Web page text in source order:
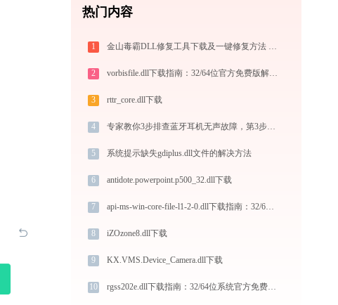
热门内容
1 金山毒霸DLL修复工具下载及一键修复方法 - 解决系统文件缺失错误
2 vorbisfile.dll下载指南：32/64位官方免费版解决DLL缺失问题
3 rttr_core.dll下载
4 专家教你3步排查蓝牙耳机无声故障，第3步是关键
5 系统提示缺失gdiplus.dll文件的解决方法
6 antidote.powerpoint.p500_32.dll下载
7 api-ms-win-core-file-l1-2-0.dll下载指南：32/64位系统官方免费版获取与修复
8 iZOzone8.dll下载
9 KX.VMS.Device_Camera.dll下载
10 rgss202e.dll下载指南：32/64位系统官方免费版DLL文件修复教程